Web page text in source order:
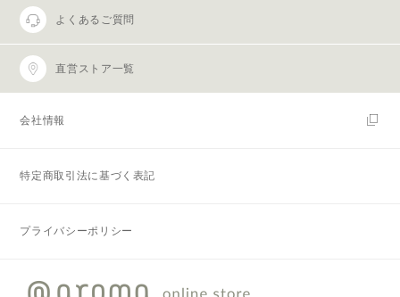
よくあるご質問
直営ストア一覧
会社情報
特定商取引法に基づく表記
プライバシーポリシー